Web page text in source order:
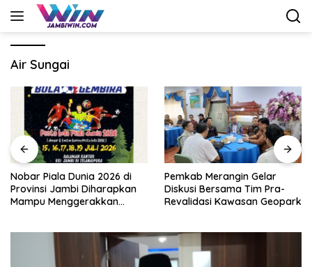
Langsung
Air Sungai
Nobar Piala Dunia 2026 di
Provinsi Jambi Diharapkan
Mampu Menggerakkan
Pemkab Merangin Gelar
Diskusi Bersama Tim Pra-
Revalidasi Kawasan Geopark